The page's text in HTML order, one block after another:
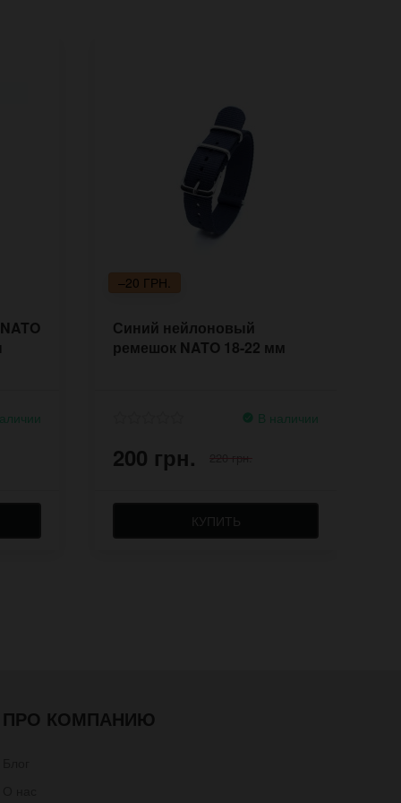
–20 ГРН.
Синий нейлоновый
ремешок NATO 18-22 мм
В наличии
200 грн. 220 грн.
КУПИТЬ
ПРО КОМПАНИЮ